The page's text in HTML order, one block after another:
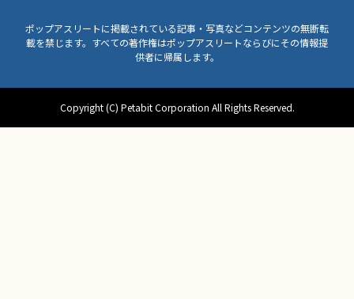
ポップアスリートに掲載されている記事・写真などコンテンツの無断転
載を禁じます。すべての著作権はポップアスリートならびにその情報提
供者に帰属します。
Copyright (C) Petabit Corporation All Rights Reserved.